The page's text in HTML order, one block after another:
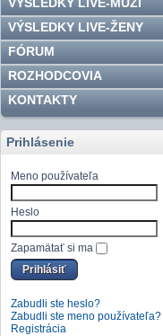
VÝSLEDKY LIVE-ŽENY
FÓRUM
ROZHODCOVIA
KONTAKTY
Prihlásenie
Meno používateľa
Heslo
Zapamätať si ma
Zabudli ste heslo?
Zabudli ste meno používateľa?
Registrácia